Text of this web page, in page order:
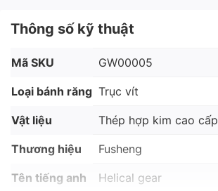
Thông số kỹ thuật
Mã SKU GW00005
Loại bánh răng Trục vít
Vật liệu Thép hợp kim cao cấp
Thương hiệu Fusheng
Tên tiếng anh Helical gear